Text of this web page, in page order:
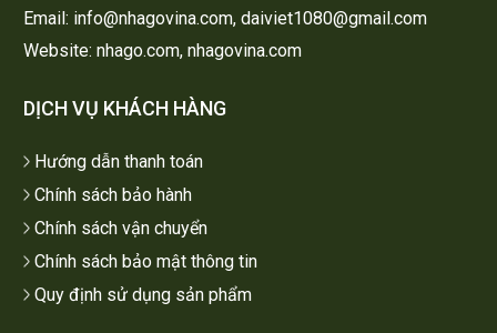
Email: info@nhagovina.com, daiviet1080@gmail.com
Website: nhago.com, nhagovina.com
DỊCH VỤ KHÁCH HÀNG
Hướng dẫn thanh toán
Chính sách bảo hành
Chính sách vận chuyển
Chính sách bảo mật thông tin
Quy định sử dụng sản phẩm